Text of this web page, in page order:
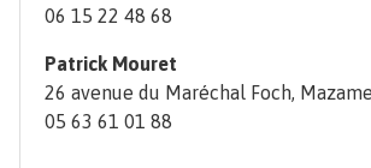
06 15 22 48 68
Patrick Mouret
26 avenue du Maréchal Foch,
05 63 61 01 88